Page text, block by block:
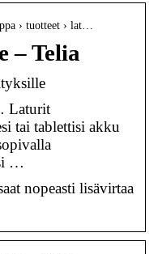
› tuotteet › lat…
– Telia
Laturit
tai tablettisi akku
…
nopeasti lisävirtaa